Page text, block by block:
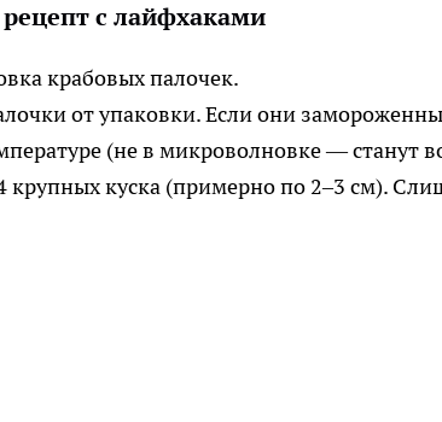
с лайфхаками
крабовых палочек.
от упаковки. Если они
(не в микроволновке — станут
крупных куска (примерно по 2–3 см).